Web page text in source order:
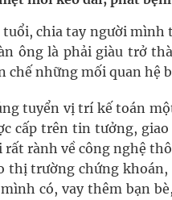
Kết Tập Tiểu Cầu Và
Dược Lý Và Cơ Chế Phân
đồ mạng lưới cấp cứu ngoại
ngày 08/8/2026: Bắc Bộ
nhanh tiến độ khám sức
tuổi, chia tay người mình
ông là phải giàu trở
chế những mối quan hệ
tuyển vị trí kế toán
cấp trên tin tưởng,
rất rành về công nghệ
thị trường chứng
có, vay thêm bạn